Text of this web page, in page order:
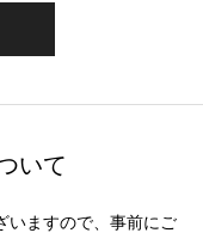
いて
いますので、事前にご